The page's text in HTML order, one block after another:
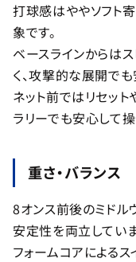
打球感はややソフト
象です。
ベースラインからは
く、攻撃的な展開で
ネット前ではリセット
ラリーでも安心して操
重さ・バランス
8オンス前後のミドル
安定性を両立していま
フォームコアによるス